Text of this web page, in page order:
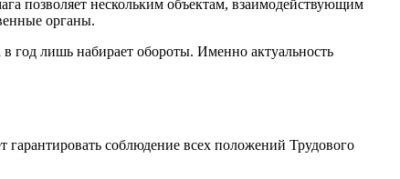
позволяет нескольким объектам, взаимодействующим
органы.
год лишь набирает обороты. Именно актуальность
соблюдение всех положений Трудового